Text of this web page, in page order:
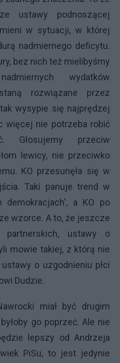
ustawy podnoszącej
w sytuacji, w której
nadmiernego deficytu.
bez nich też mielibyśmy
wydatków
rozwiązane przez
wysypie się najprędzej
więcej nie potrzeba robić
Głosujemy przeciw
lewicy, nie przeciwko
KO przesunęła się w
Taki panuje trend w
demokracjach', a KO po
wzorce. A to, że jeszcze
ustawy o
mowie takiej, z którą nie
o uzgodnieniu płci
Dudzie.
miał być drugim
go poprzeć. Ale nie
lepszy od Andrzeja
PiSu, to jest jedynie